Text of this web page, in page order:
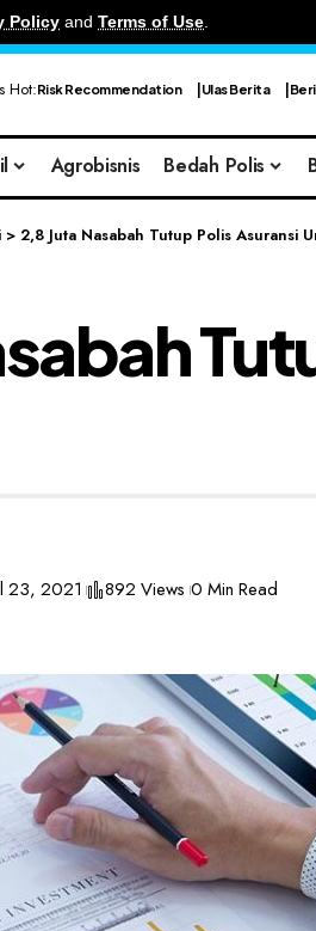
Policy and Terms of Use.
Hot:Risk Recommendation Ulas Berita
Agrobisnis Bedah Polis
> 2,8 Juta Nasabah Tutup Polis Asuransi
23, 2021 892 Views 0 Min Read